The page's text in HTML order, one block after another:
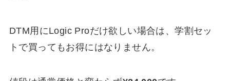
DTM用にLogic Proだけ欲しい場合は、学割セッ
トで買ってもお得にはなりません。